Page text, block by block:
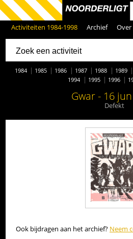
Activiteiten 1984-1998 Archief
1984 1985 1986 1987 1988 1989
1994
1995 1996
Gwar - 16
Defekt
Ook bijdragen aan het archief? Neem